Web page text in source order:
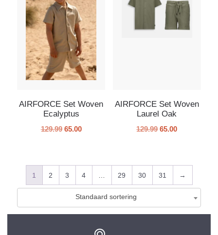
AIRFORCE Set Woven
Ecalyptus
129.99 65.00
AIRFORCE Set Woven
Laurel Oak
129.99 65.00
1 2 3 4 29 30 31 →
Standaard sortering